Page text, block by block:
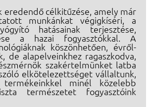
eredendő célkitűzése, amely már
munkánkat végigkíséri, a
hatásainak terjesztése,
a hazai fogyasztókkal. A
köszönhetően, évről-
de alapelveinkhez ragaszkodva,
szakértelmünket latba
elkötelezettséget vállaltunk,
minél közelebb
természetet fogyasztóink